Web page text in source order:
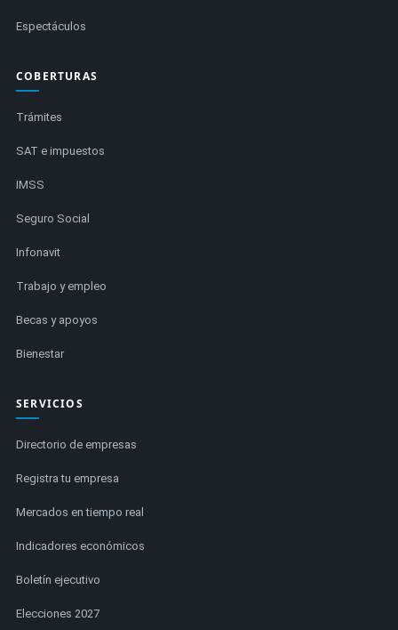
Espectáculos
COBERTURAS
Trámites
SAT e impuestos
IMSS
Seguro Social
Infonavit
Trabajo y empleo
Becas y apoyos
Bienestar
SERVICIOS
Directorio de empresas
Registra tu empresa
Mercados en tiempo real
Indicadores económicos
Boletín ejecutivo
Elecciones 2027